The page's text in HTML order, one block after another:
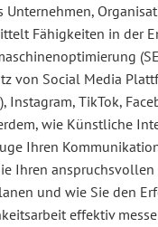
Unternehmen,
Fähigkeiten in der
von Social Media
Instagram, TikTok,
wie Künstliche
Ihren
Ihren anspruchsvollen
und wie Sie den
effektiv